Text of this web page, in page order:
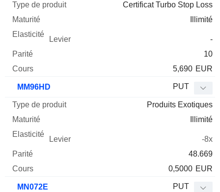
Certificat Turbo Stop Loss
Illimité
-
10
5,690 EUR
MM96HD PUT
Produits Exotiques
Illimité
-8x
48.669
0,5000 EUR
MN072E PUT